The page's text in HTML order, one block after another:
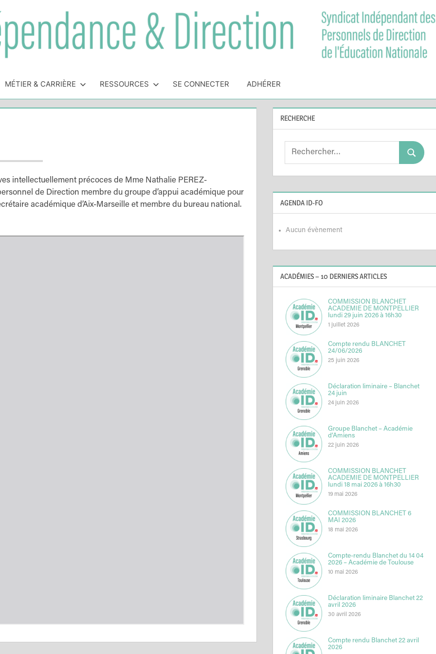
MÉTIER & CARRIÈRE RESSOURCES SE CONNECTER ADHÉRER
intellectuellement précoces de Mme Nathalie PEREZ-
de Direction membre du groupe d’appui académique pour
académique d’Aix-Marseille et membre du bureau national.
RECHERCHE
Search
Search
AGENDA ID-FO
Aucun évènement
ACADÉMIES – 10 DERNIERS ARTICLES
COMMISSION BLANCHET
ACADEMIE DE MONTPELLIER
lundi 29 juin 2026 à 16h30
1 juillet 2026
Compte rendu BLANCHET
24/06/2026
25 juin 2026
Déclaration liminaire – Blanchet
24 juin
24 juin 2026
Groupe Blanchet – Académie
d’Amiens
22 juin 2026
COMMISSION BLANCHET
ACADEMIE DE MONTPELLIER
lundi 18 mai 2026 à 16h30
19 mai 2026
COMMISSION BLANCHET 6
MAI 2026
18 mai 2026
Compte-rendu Blanchet du 14 04
2026 – Académie de Toulouse
10 mai 2026
Déclaration liminaire Blanchet 22
avril 2026
30 avril 2026
Compte rendu Blanchet 22 avril
2026